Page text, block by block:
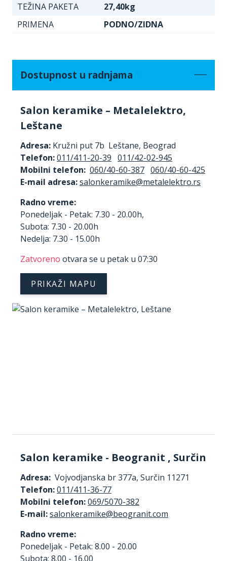
TEŽINA PAKETA
27,40kg
PRIMENA
PODNO/ZIDNA
Dostupnost u radnjama
Salon keramike – Metalelektro,
Leštane
Adresa: Kružni put 7b Leštane, Beograd
Telefon:011/411-20-39 011/42-02-945
Mobilni telefon: 060/40-60-387 060/40-60-425
E-mail adresa:
Radno vreme:
Ponedeljak - Petak: 7.30 - 20.00h,
Subota: 7.30 - 20.00h
Nedelja: 7.30 - 15.00h
Zatvoreno otvara se u petak u 07:30
PRIKAŽI MAPU
Salon keramike - Beogranit , Surčin
Adresa: Vojvodjanska br 377a, Surčin 11271
Telefon:011/411-36-77
Mobilni telefon:069/5070-382
E-mail:
Radno vreme:
Ponedeljak - Petak: 8.00 - 20.00
Subota: 8.00 - 16.00